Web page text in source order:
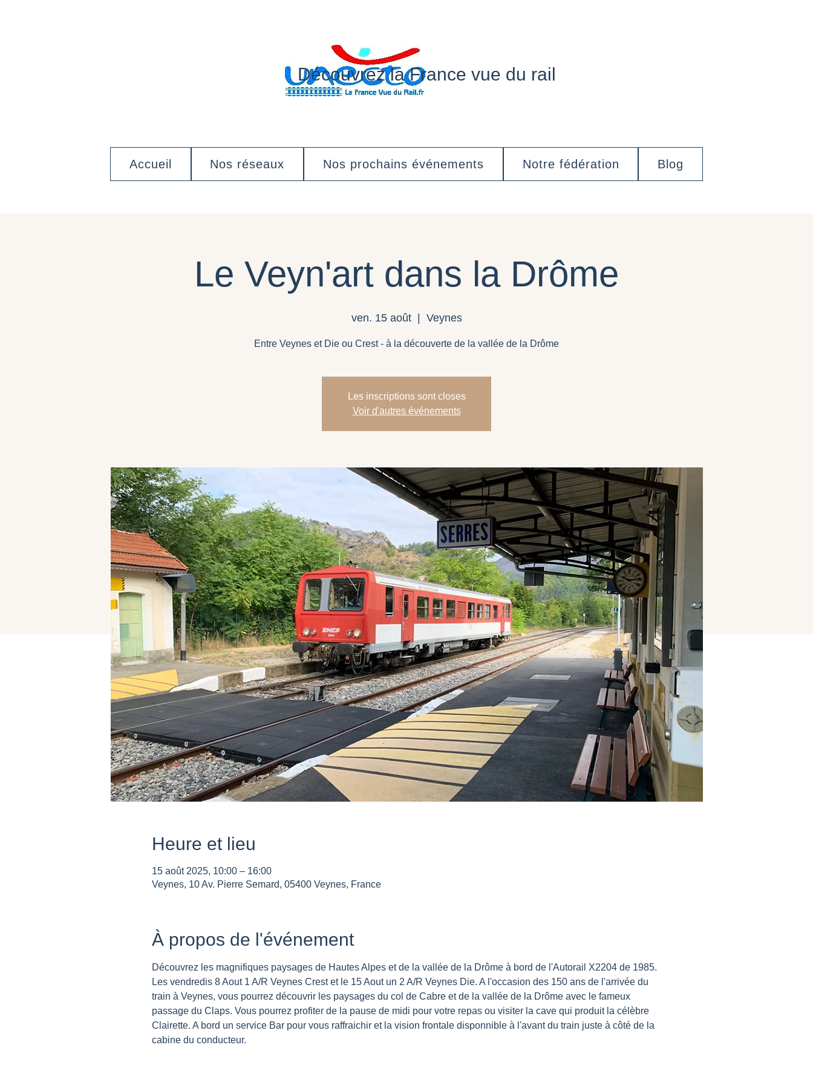
Découvrez la France vue du rail
Accueil Nos réseaux Nos prochains événements Notre fédération Blog
Le Veyn'art dans la Drôme
ven. 15 août
  |
Veynes
Entre Veynes et Die ou Crest - à la découverte de la vallée de la Drôme
Les inscriptions sont closes
Voir d'autres événements
Heure et lieu
15 août 2025, 10:00 – 16:00
Veynes, 10 Av. Pierre Semard, 05400 Veynes, France
À propos de l'événement
Découvrez les magnifiques paysages de Hautes Alpes et de la vallée de la Drôme à bord de l'Autorail X2204 de 1985.
Les vendredis 8 Aout 1 A/R Veynes Crest et le 15 Aout un 2 A/R Veynes Die. A l'occasion des 150 ans de l'arrivée du
train à Veynes, vous pourrez découvrir les paysages du col de Cabre et de la vallée de la Drôme avec le fameux
passage du Claps. Vous pourrez profiter de la pause de midi pour votre repas ou visiter la cave qui produit la célèbre
Clairette. A bord un service Bar pour vous raffraichir et la vision frontale disponnible à l'avant du train juste à côté de la
cabine du conducteur.